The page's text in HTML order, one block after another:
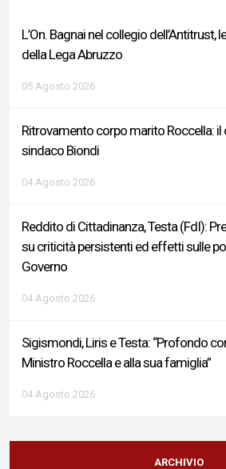
L’On. Bagnai nel collegio dell’Antitrust,
della Lega Abruzzo
05 Agosto 2026
Ritrovamento corpo marito Roccella:
sindaco Biondi
04 Agosto 2026
Reddito di Cittadinanza, Testa (FdI):
su criticità persistenti ed effetti sulle
Governo
04 Agosto 2026
Sigismondi, Liris e Testa: “Profondo
Ministro Roccella e alla sua famiglia”
04 Agosto 2026
Terminal bus "Lorenzo Natali":
viabilità per il completamento dei lavori
ARCHIVIO